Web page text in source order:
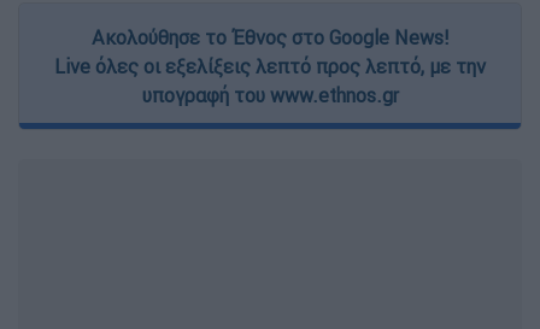
Ακολούθησε το Έθνος στο Google News!
Live όλες οι εξελίξεις λεπτό προς λεπτό, με την
υπογραφή του www.ethnos.gr